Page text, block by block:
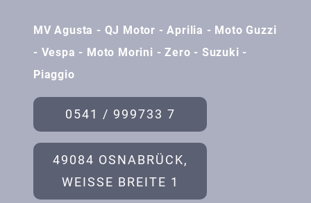
MV Agusta - QJ Motor - Aprilia - Moto Guzzi
- Vespa - Moto Morini - Zero - Suzuki -
Piaggio
0541 / 999733 7
49084 OSNABRÜCK,
WEISSE BREITE 1